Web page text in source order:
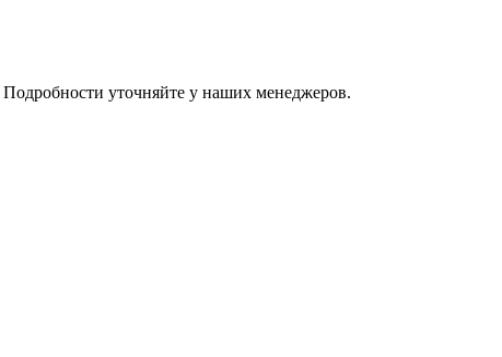
Подробности уточняйте у наших менеджеров.